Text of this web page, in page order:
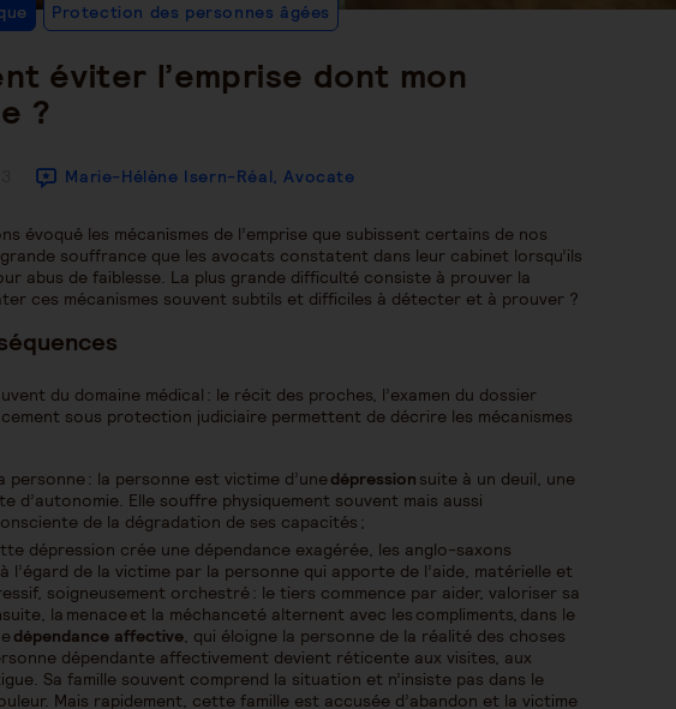
éviter l’emprise dont mon
?
Marie-Hélène Isern-Réal, Avocate
Protection des personnes âgées
évoqué les mécanismes de l’emprise que subissent certains de nos
souffrance que les avocats constatent dans leur cabinet lorsqu’ils
abus de faiblesse. La plus grande difficulté consiste à prouver la
ces mécanismes souvent subtils et difficiles à détecter et à prouver ?
du domaine médical : le récit des proches, l’examen du dossier
sous protection judiciaire permettent de décrire les mécanismes
personne : la personne est victime d’unedépression suite à un deuil, une
d’autonomie. Elle souffre physiquement souvent mais aussi
de la dégradation de ses capacités ;
dépression crée une dépendance exagérée, les anglo-saxons
l’égard de la victime par la personne qui apporte de l’aide, matérielle et
soigneusement orchestré : le tiers commence par aider, valoriser sa
la menace et la méchanceté alternent avec les compliments, dans le
dépendance affective, qui éloigne la personne de la réalité des choses
dépendante affectivement devient réticente aux visites, aux
Sa famille souvent comprend la situation et n’insiste pas dans le
Mais rapidement, cette famille est accusée d’abandon et la victime